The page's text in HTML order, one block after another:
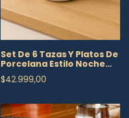
Set De 6 Tazas Y Platos De
Porcelana Estilo Noche
Moderna
$42.999,00